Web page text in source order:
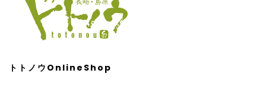
トトノウOnlineShop